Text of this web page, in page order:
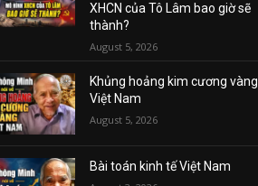
XHCN của Tô Lâm bao giờ sẽ
thành?
August 5, 2026
Khủng hoảng kim cương vàng
Việt Nam
August 5, 2026
Bài toán kinh tế Việt Nam